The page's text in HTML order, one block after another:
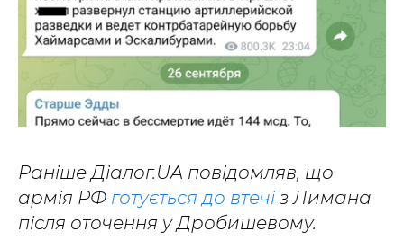
Раніше Діалог.UA повідомляв, що
армія РФ готується до втечі з Лимана
після оточення у Дробишевому.